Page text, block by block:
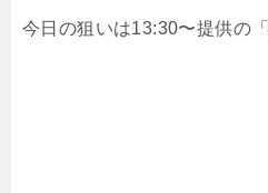
今日の狙いは13:30〜提供の